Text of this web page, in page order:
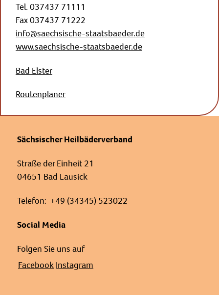
Tel. 037437 71111
Fax 037437 71222
info@saechsische-staatsbaeder.de
www.saechsische-staatsbaeder.de
Bad Elster
Routenplaner
Sächsischer Heilbäderverband
Straße der Einheit 21
04651 Bad Lausick
Telefon: +49 (34345) 523022
Social Media
Folgen Sie uns auf
Facebook Instagram